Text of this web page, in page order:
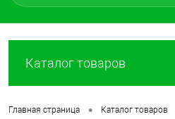
Каталог товаров
Главная страница • Каталог товаров